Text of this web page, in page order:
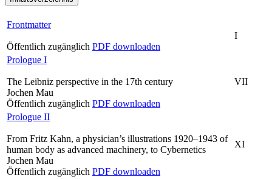
Frontmatter
Öffentlich zugänglich PDF downloaden
I
Prologue I
The Leibniz perspective in the 17th century
Jochen Mau
Öffentlich zugänglich PDF downloaden
VII
Prologue II
From Fritz Kahn, a physician’s illustrations 1920–1943 of
human body as advanced machinery, to Cybernetics
Jochen Mau
Öffentlich zugänglich PDF downloaden
XI